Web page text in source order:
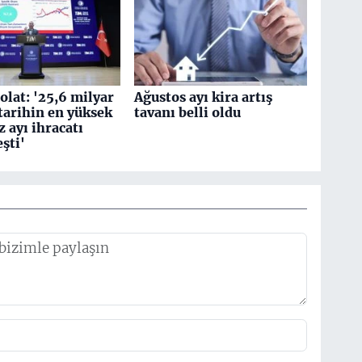
'25,6 milyar
en yüksek
ayı ihracatı
Ağustos ayı kira artış
tavanı belli oldu